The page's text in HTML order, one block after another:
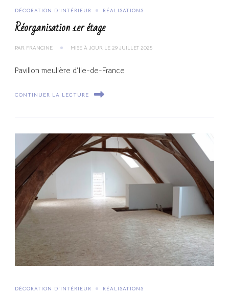
DÉCORATION D'INTÉRIEUR RÉALISATIONS
Réorganisation 1er étage
PAR FRANCINE MISE À JOUR LE 29 JUILLET 2025
Pavillon meulière d’Ile-de-France
CONTINUER LA LECTURE
DÉCORATION D'INTÉRIEUR RÉALISATIONS